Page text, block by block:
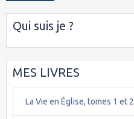
Qui suis je ?
MES LIVRES
La Vie en Église, tomes 1 et 2